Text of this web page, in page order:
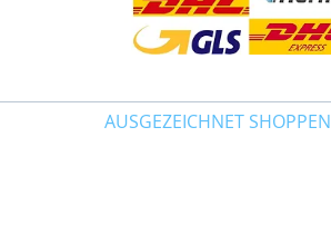
AUSGEZEICHNET SHOPPEN